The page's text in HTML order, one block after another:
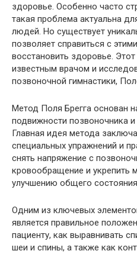
здоровье. Особенно часто
такая проблема актуальна
людей. Но существует
позволяет справиться с
восстановить здоровье.
известным врачом и
позвоночной гимнастики,
Метод Поля Брегга основан
подвижности позвоночника
Главная идея метода
специальных упражнений и
снять напряжение с
кровообращение и укрепить
улучшению общего
Одним из ключевых
является правильное
пациенту, как выравнивать
шеи и спины, а также как